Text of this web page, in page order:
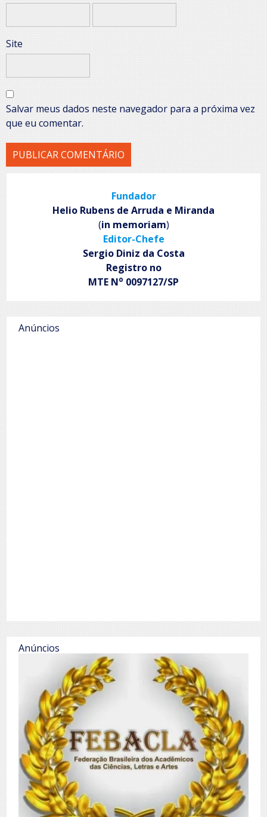
Site
Salvar meus dados neste navegador para a próxima vez
que eu comentar.
Fundador
Helio Rubens de Arruda e Miranda
(in memoriam)
Editor-Chefe
Sergio Diniz da Costa
Registro no
MTE No 0097127/SP
Anúncios
Anúncios